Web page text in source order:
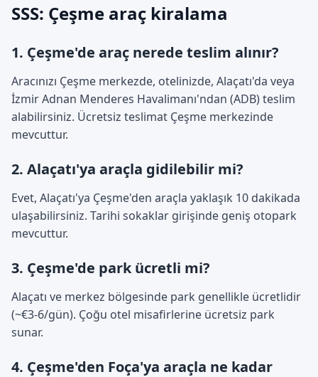
SSS: Çeşme araç kiralama
1. Çeşme'de araç nerede teslim alınır?
Aracınızı Çeşme merkezde, otelinizde, Alaçatı'da veya
İzmir Adnan Menderes Havalimanı'ndan (ADB) teslim
alabilirsiniz. Ücretsiz teslimat Çeşme merkezinde
mevcuttur.
2. Alaçatı'ya araçla gidilebilir mi?
Evet, Alaçatı'ya Çeşme'den araçla yaklaşık 10 dakikada
ulaşabilirsiniz. Tarihi sokaklar girişinde geniş otopark
mevcuttur.
3. Çeşme'de park ücretli mi?
Alaçatı ve merkez bölgesinde park genellikle ücretlidir
(~€3-6/gün). Çoğu otel misafirlerine ücretsiz park
sunar.
4. Çeşme'den Foça'ya araçla ne kadar